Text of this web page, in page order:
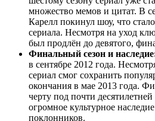
множество мемов и цитат. В
Карелл покинул шоу, что
сериала. Несмотря на уход
был продлён до девятого,
Финальный сезон и
в сентябре 2012 года.
сериал смог сохранить
окончания в мае 2013 года.
черту под почти
огромное культурное
поклонников.